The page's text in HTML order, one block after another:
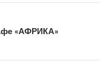
«АФРИКА»